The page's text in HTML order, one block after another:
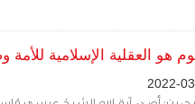
هو العقلية الإسلامية للأمة